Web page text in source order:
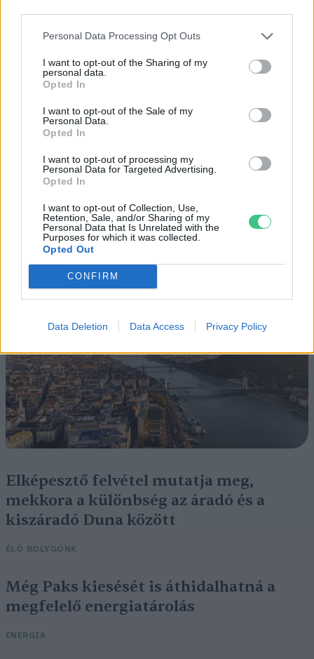
Personal Data Processing Opt Outs
I want to opt-out of the Sharing of my
personal data.
Opted In
I want to opt-out of the Sale of my
Personal Data.
Opted In
I want to opt-out of processing my
Personal Data for Targeted Advertising.
Opted In
I want to opt-out of Collection, Use,
Retention, Sale, and/or Sharing of my
Personal Data that Is Unrelated with the
Purposes for which it was collected.
Opted Out
CONFIRM
Data Deletion Data Access Privacy Policy
Magyarország tele van gyönyörű növényekkel, így arborétumokkal
is. A jó idő beköszöntével érdemes minél többet felkeresni.
Négy éven belül valósággá
repülőjáratok Európában
Történelmi aszály sújtja Nagy-
Britanniát is
SZEMLE
Elképesztő felvétel mutatja meg,
mekkora a különbség az áradó és a
kiszáradó Duna között
ÉLŐ BOLYGÓNK
Még Paks kiesését is áthidalhatná a
megfelelő energiatárolás
ENERGIA